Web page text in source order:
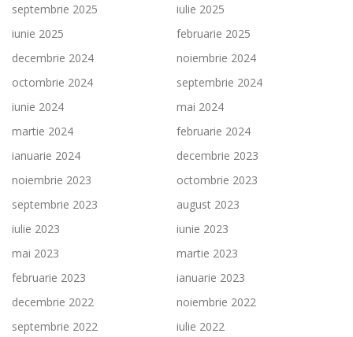
septembrie 2025
iulie 2025
iunie 2025
februarie 2025
decembrie 2024
noiembrie 2024
octombrie 2024
septembrie 2024
iunie 2024
mai 2024
martie 2024
februarie 2024
ianuarie 2024
decembrie 2023
noiembrie 2023
octombrie 2023
septembrie 2023
august 2023
iulie 2023
iunie 2023
mai 2023
martie 2023
februarie 2023
ianuarie 2023
decembrie 2022
noiembrie 2022
septembrie 2022
iulie 2022